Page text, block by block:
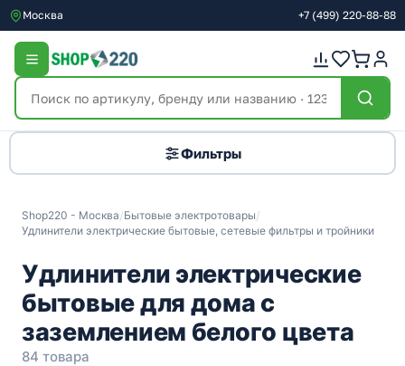
Москва +7 (499) 220-88-88
Фильтры
Shop220 - Москва/Бытовые электротовары/
Удлинители электрические бытовые, сетевые фильтры и тройники
Удлинители электрические
бытовые для дома c
заземлением белого цвета
84 товара